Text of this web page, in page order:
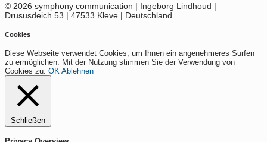
© 2026 symphony communication | Ingeborg Lindhoud |
Drususdeich 53 | 47533 Kleve | Deutschland
Cookies
Diese Webseite verwendet Cookies, um Ihnen ein angenehmeres Surfen
zu ermöglichen. Mit der Nutzung stimmen Sie der Verwendung von
Cookies zu. OK Ablehnen
Schließen